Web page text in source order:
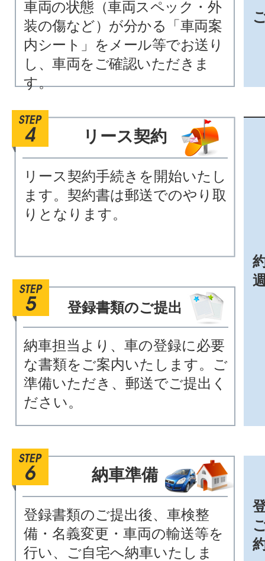
車両の状態（車両スペック・外
装の傷など）が分かる「車両案
内シート」をメール等でお送り
し、車両をご確認いただきま
す。
リース契約
リース契約手続きを開始いたし
ます。契約書は郵送でのやり取
りとなります。
登録書類のご提出
納車担当より、車の登録に必要
な書類をご案内いたします。ご
準備いただき、郵送でご提出く
ださい。
納車準備
登録書類のご提出後、車検整
備・名義変更・車両の輸送等を
行い、ご自宅へ納車いたしま